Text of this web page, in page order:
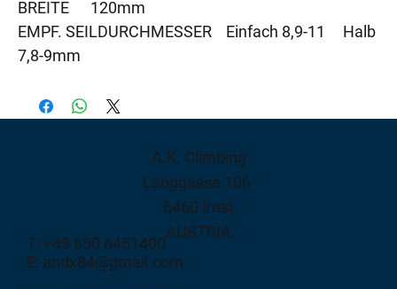
BREITE 120mm
EMPF. SEILDURCHMESSER Einfach 8,9-11 Halb
7,8-9mm
A.K. Climbing
Langgasse 106
6460 Imst
AUSTRIA
T: +43 650 6451400
E: andx84@gmail.com